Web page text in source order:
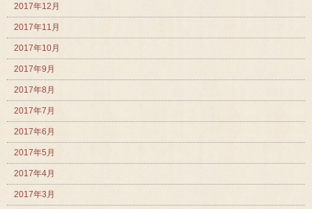
2017年12月
2017年11月
2017年10月
2017年9月
2017年8月
2017年7月
2017年6月
2017年5月
2017年4月
2017年3月